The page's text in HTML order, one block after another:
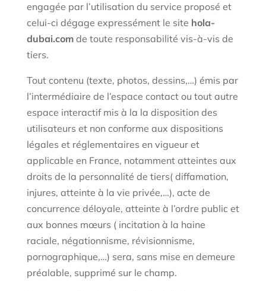
engagée par l’utilisation du service proposé et
celui-ci dégage expressément le site hola-
dubai.comde toute responsabilité vis-à-vis de
tiers.
Tout contenu (texte, photos, dessins,…) émis par
l’intermédiaire de l’espace contact ou tout autre
espace interactif mis à la la disposition des
utilisateurs et non conforme aux dispositions
légales et réglementaires en vigueur et
applicable en France, notamment atteintes aux
droits de la personnalité de tiers( diffamation,
injures, atteinte à la vie privée,…), acte de
concurrence déloyale, atteinte à l’ordre public et
aux bonnes mœurs ( incitation à la haine
raciale, négationnisme, révisionnisme,
pornographique,…) sera, sans mise en demeure
préalable, supprimé sur le champ.